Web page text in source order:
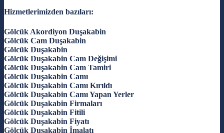
Hizmetlerimizden bazıları:
Gölcük Akordiyon Duşakabin
Gölcük Cam Duşakabin
Gölcük Duşakabin
Gölcük Duşakabin Cam Değişimi
Gölcük Duşakabin Cam Tamiri
Gölcük Duşakabin Camı
Gölcük Duşakabin Camı Kırıldı
Gölcük Duşakabin Camı Yapan Yerler
Gölcük Duşakabin Firmaları
Gölcük Duşakabin Fitili
Gölcük Duşakabin Fiyatı
Gölcük Duşakabin İmalatı